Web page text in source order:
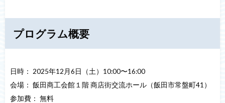
プログラム概要
日時： 2025年12月6日（土）10:00〜16:00
会場： 飯田商工会館１階 商店街交流ホール（飯田市常盤町41）
参加費： 無料